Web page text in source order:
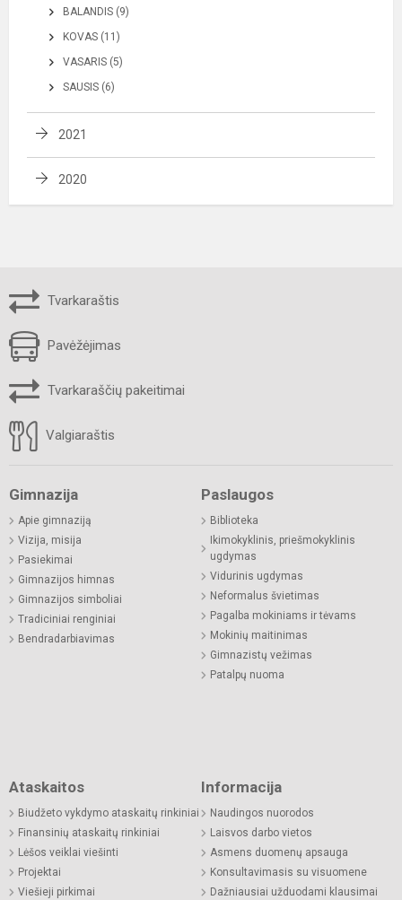
BALANDIS (9)
KOVAS (11)
VASARIS (5)
SAUSIS (6)
2021
2020
Tvarkaraštis
Pavėžėjimas
Tvarkaraščių pakeitimai
Valgiaraštis
Gimnazija
Apie gimnaziją
Vizija, misija
Pasiekimai
Gimnazijos himnas
Gimnazijos simboliai
Tradiciniai renginiai
Bendradarbiavimas
Paslaugos
Biblioteka
Ikimokyklinis, priešmokyklinis
ugdymas
Vidurinis ugdymas
Neformalus švietimas
Pagalba mokiniams ir tėvams
Mokinių maitinimas
Gimnazistų vežimas
Patalpų nuoma
Ataskaitos
Biudžeto vykdymo ataskaitų rinkiniai
Finansinių ataskaitų rinkiniai
Lėšos veiklai viešinti
Projektai
Viešieji pirkimai
Informacija
Naudingos nuorodos
Laisvos darbo vietos
Asmens duomenų apsauga
Konsultavimasis su visuomene
Dažniausiai užduodami klausimai